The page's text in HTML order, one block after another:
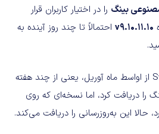
بینگ را در اختیار کاربران قرار
v9.10.11.10 احتمالاً تا چند روز آینده به
البته کیبورد مستقل SwiftKey از اواسط ماه آوریل، یعنی از چند هفته
را دریافت کرد، اما نسخه‌ای که روی
حالا این به‌روزرسانی را دریافت می‌کند.